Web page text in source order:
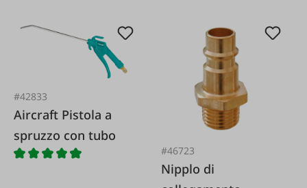
#42833
Aircraft Pistola a
spruzzo con tubo
#46723
Nipplo di